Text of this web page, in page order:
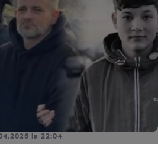
la 22:04